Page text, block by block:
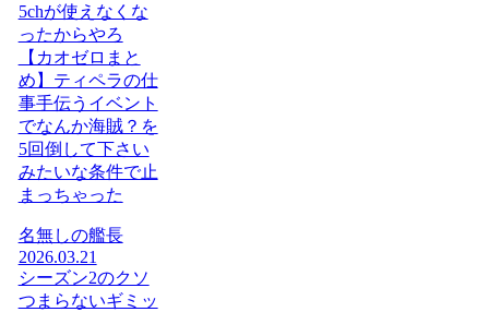
5chが使えなくな
ったからやろ
【カオゼロまと
め】ティペラの仕
事手伝うイベント
でなんか海賊？を
5回倒して下さい
みたいな条件で止
まっちゃった
名無しの艦長
2026.03.21
シーズン2のクソ
つまらないギミッ